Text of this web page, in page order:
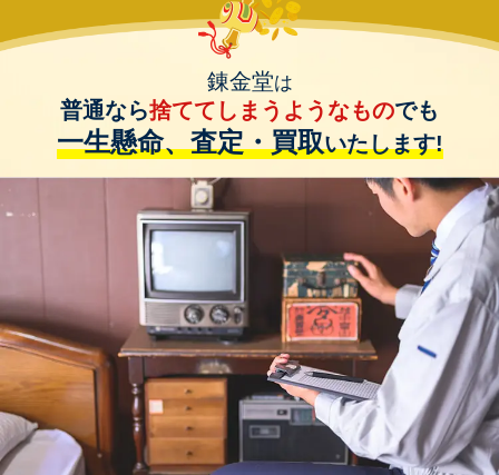
錬金堂は
普通なら捨ててしまうようなものでも
一生懸命、査定・買取いたします!